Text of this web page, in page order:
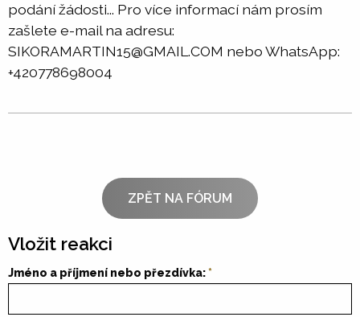
podání žádosti... Pro více informací nám prosím
zašlete e-mail na adresu:
SIKORAMARTIN15@GMAIL.COM nebo WhatsApp:
+420778698004
ZPĚT NA FÓRUM
Vložit reakci
Jméno a příjmení nebo přezdívka: